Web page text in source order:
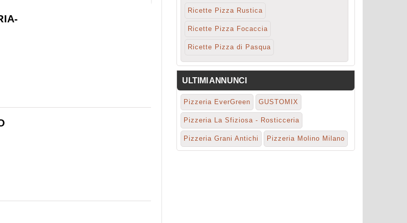
Ricette Pizza Rustica
Ricette Pizza Focaccia
Ricette Pizza di Pasqua
ULTIMI ANNUNCI
Pizzeria EverGreen GUSTOMIX
Pizzeria La Sfiziosa - Rosticceria
Pizzeria Grani Antichi Pizzeria Molino Milano